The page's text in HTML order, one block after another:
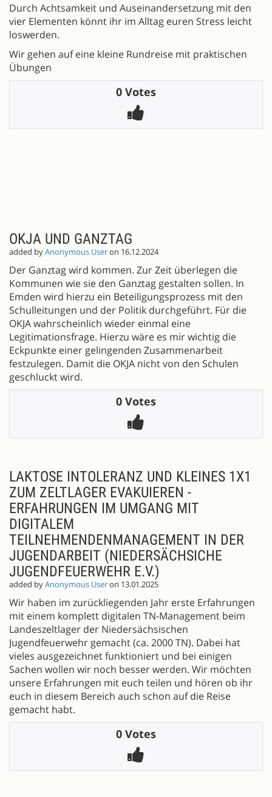
Durch Achtsamkeit und Auseinandersetzung mit den
vier Elementen könnt ihr im Alltag euren Stress leicht
loswerden.
Wir gehen auf eine kleine Rundreise mit praktischen
Übungen
0 Votes
OKJA UND GANZTAG
added byAnonymous Useron 16.12.2024
Der Ganztag wird kommen. Zur Zeit überlegen die
Kommunen wie sie den Ganztag gestalten sollen. In
Emden wird hierzu ein Beteiligungsprozess mit den
Schulleitungen und der Politik durchgeführt. Für die
OKJA wahrscheinlich wieder einmal eine
Legitimationsfrage. Hierzu wäre es mir wichtig die
Eckpunkte einer gelingenden Zusammenarbeit
festzulegen. Damit die OKJA nicht von den Schulen
geschluckt wird.
0 Votes
LAKTOSE INTOLERANZ UND KLEINES 1X1
ZUM ZELTLAGER EVAKUIEREN -
ERFAHRUNGEN IM UMGANG MIT
DIGITALEM
TEILNEHMENDENMANAGEMENT IN DER
JUGENDARBEIT (NIEDERSÄCHSICHE
JUGENDFEUERWEHR E.V.)
added byAnonymous Useron 13.01.2025
Wir haben im zurückliegenden Jahr erste Erfahrungen
mit einem komplett digitalen TN-Management beim
Landeszeltlager der Niedersächsischen
Jugendfeuerwehr gemacht (ca. 2000 TN). Dabei hat
vieles ausgezeichnet funktioniert und bei einigen
Sachen wollen wir noch besser werden. Wir möchten
unsere Erfahrungen mit euch teilen und hören ob ihr
euch in diesem Bereich auch schon auf die Reise
gemacht habt.
0 Votes